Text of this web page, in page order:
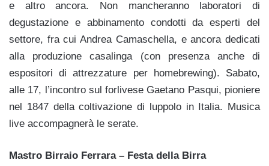
e altro ancora. Non mancheranno laboratori di
degustazione e abbinamento condotti da esperti del
settore, fra cui Andrea Camaschella, e ancora dedicati
alla produzione casalinga (con presenza anche di
espositori di attrezzature per homebrewing). Sabato,
alle 17, l’incontro sul forlivese Gaetano Pasqui, pioniere
nel 1847 della coltivazione di luppolo in Italia. Musica
live accompagnerà le serate.
Mastro Birraio Ferrara – Festa della Birra